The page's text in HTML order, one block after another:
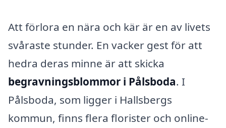
Att förlora en nära och kär är en av livets
svåraste stunder. En vacker gest för att
hedra deras minne är att skicka
begravningsblommor i Pålsboda. I
Pålsboda, som ligger i Hallsbergs
kommun, finns flera florister och online-